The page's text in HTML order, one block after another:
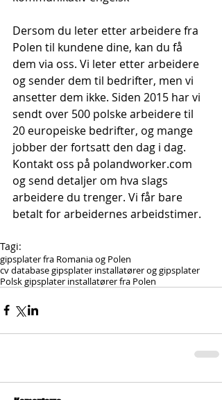
Dersom du leter etter arbeidere fra
Polen til kundene dine, kan du få
dem via oss. Vi leter etter arbeidere
og sender dem til bedrifter, men vi
ansetter dem ikke. Siden 2015 har vi
sendt over 500 polske arbeidere til
20 europeiske bedrifter, og mange
jobber der fortsatt den dag i dag.
Kontakt oss på polandworker.com
og send detaljer om hva slags
arbeidere du trenger. Vi får bare
betalt for arbeidernes arbeidstimer.
Tagi:
gipsplater fra Romania og Polen
cv database gipsplater installatører og gipsplater
Polsk gipsplater installatører fra Polen